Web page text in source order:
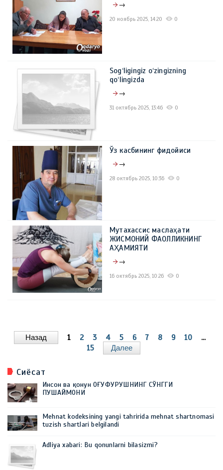
→
20 ноябрь 2025, 14:20 0
Sog‘ligingiz o‘zingizning
qo‘lingizda
→
31 октябрь 2025, 13:46 0
Ўз касбининг фидойиси
→
28 октябрь 2025, 10:36 0
Мутахассис маслаҳати
ЖИСМОНИЙ ФАОЛЛИКНИНГ
АҲАМИЯТИ
→
16 октябрь 2025, 10:26 0
Назад 1 2 3 4 5 6 7 8 9 10
...
15
Далее
Сиёсат
Инсон ва қонун ОҒУФУРУШНИНГ СЎНГГИ
ПУШАЙМОНИ
Mehnat kodeksining yangi tahririda mehnat shartnomasi
tuzish shartlari belgilandi
Adliya xabari: Bu qonunlarni bilasizmi?